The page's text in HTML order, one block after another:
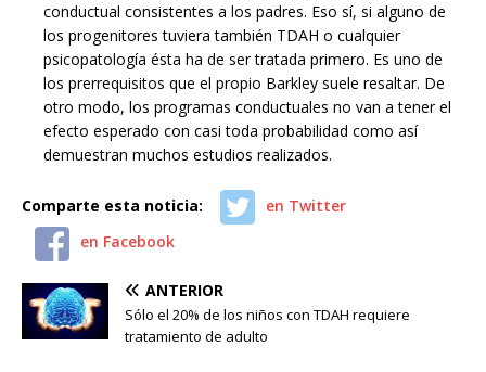
conductual consistentes a los padres. Eso sí, si alguno de
los progenitores tuviera también TDAH o cualquier
psicopatología ésta ha de ser tratada primero. Es uno de
los prerrequisitos que el propio Barkley suele resaltar. De
otro modo, los programas conductuales no van a tener el
efecto esperado con casi toda probabilidad como así
demuestran muchos estudios realizados.
Comparte esta noticia:
en Twitter
en Facebook
ANTERIOR
Sólo el 20% de los niños con TDAH requiere
tratamiento de adulto